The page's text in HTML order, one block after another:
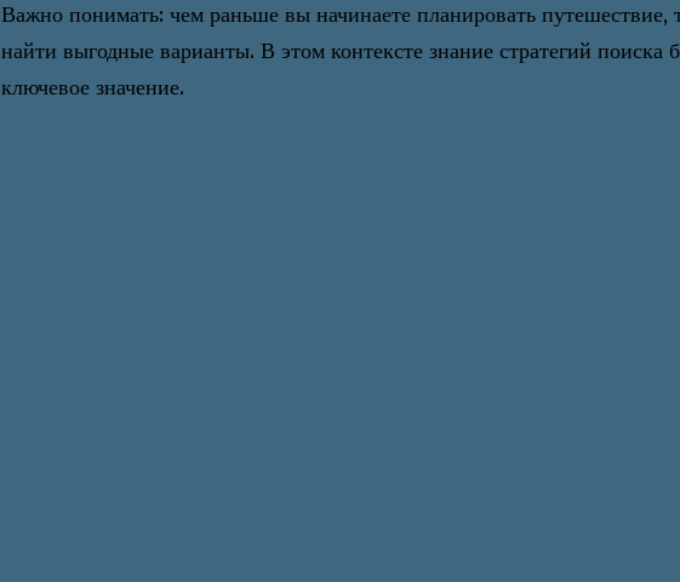
Важно понимать: чем раньше вы начинаете планировать путешествие,
найти выгодные варианты. В этом контексте знание стратегий поиска
ключевое значение.